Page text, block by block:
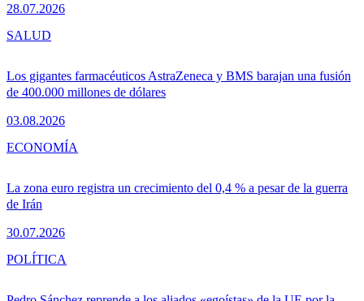
28.07.2026
Los gigantes farmacéuticos AstraZeneca y BMS barajan una fusión
de 400.000 millones de dólares
03.08.2026
SALUD
La zona euro registra un crecimiento del 0,4 % a pesar de la guerra
de Irán
30.07.2026
ECONOMÍA
POLÍTICA